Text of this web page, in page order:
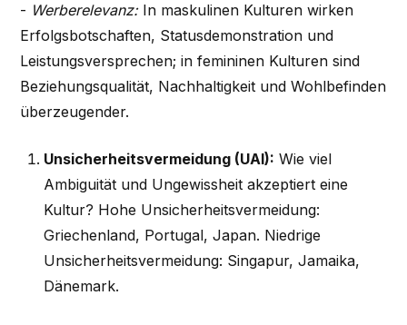
- Werberelevanz:In maskulinen Kulturen wirken
Erfolgsbotschaften, Statusdemonstration und
Leistungsversprechen; in femininen Kulturen sind
Beziehungsqualität, Nachhaltigkeit und Wohlbefinden
überzeugender.
Unsicherheitsvermeidung (UAI): Wie viel
Ambiguität und Ungewissheit akzeptiert eine
Kultur? Hohe Unsicherheitsvermeidung:
Griechenland, Portugal, Japan. Niedrige
Unsicherheitsvermeidung: Singapur, Jamaika,
Dänemark.